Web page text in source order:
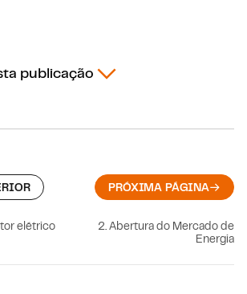
publicação
elétrico
PRÓXIMA PÁGINA
2. Abertura do Mercado de
Energia